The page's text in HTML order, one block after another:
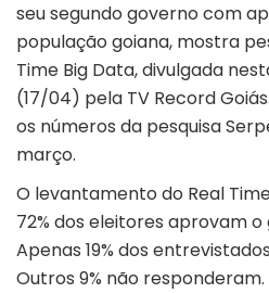
seu segundo governo com
população goiana, mostra
Time Big Data, divulgada
(17/04) pela TV Record
os números da pesquisa
março.
O levantamento do Real
72% dos eleitores aprovam o
Apenas 19% dos
Outros 9% não responderam.